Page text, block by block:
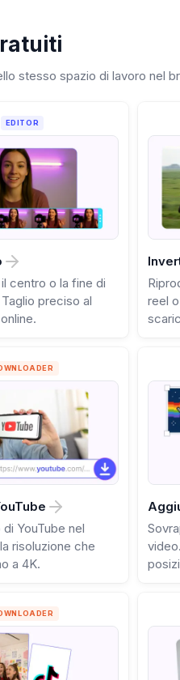
stesso spazio di lavoro nel
EDITOR
centro o la fine di
preciso al
reel
YouTube nel
risoluzione che
a 4K.